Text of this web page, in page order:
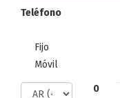
Teléfono
Fijo
Móvil
0